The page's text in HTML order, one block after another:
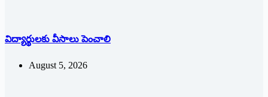
విద్యార్థులకు వీసాలు పెంచాలి
August 5, 2026